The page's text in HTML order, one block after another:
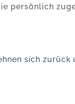
persönlich
sich